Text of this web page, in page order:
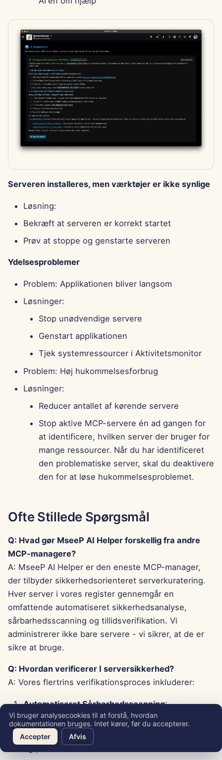
Serveren installeres, men værktøjer er ikke synlige
Løsning:
Bekræft at serveren er korrekt startet
Prøv at stoppe og genstarte serveren
Ydelsesproblemer
Problem: Applikationen bliver langsom
Løsninger:
Stop unødvendige servere
Genstart applikationen
Tjek systemressourcer i Aktivitetsmonitor
Problem: Høj hukommelsesforbrug
Løsninger:
Reducer antallet af kørende servere
Stop aktive MCP-servere én ad gangen for
at identificere, hvilken server der bruger for
mange ressourcer. Når du har identificeret
den problematiske server, skal du deaktivere
den for at løse hukommelsesproblemet.
Ofte Stillede Spørgsmål
Q: Hvad gør MseeP AI Helper forskellig fra andre
MCP-managere?
A: MseeP AI Helper er den eneste MCP-manager,
der tilbyder sikkerhedsorienteret serverkuratering.
Hver server i vores register gennemgår en
omfattende automatiseret sikkerhedsanalyse,
sårbarhedsscanning og tillidsverifikation. Vi
administrerer ikke bare servere - vi sikrer, at de er
sikre at bruge.
Q: Hvordan verificerer I serversikkerhed?
A: Vores flertrins verifikationsproces inkluderer:
Automatiseret Sårbarhedsscanning:
Afhængigheder og kodeanalyse
Statisk Kodeanalyse
og potentielle trusler
Vi bruger analysecookies til at forstå, hvordan
dokumentationen bruges. Intet kører, før du accepterer.
Accepter
Afvis